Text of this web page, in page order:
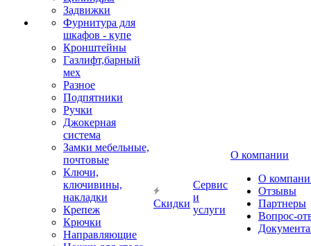
Задвижки
Фурнитура для
шкафов - купе
Кронштейны
Газлифт,барный
мех
Разное
Подпятники
Ручки
Джокерная
система
Замки мебельные,
почтовые
Ключи,
ключивины,
накладки
Крепеж
Крючки
Направляющие
Скидки
Сервис
и
услуги
О компании
О
Отзывы
Партнеры
Вопрос-